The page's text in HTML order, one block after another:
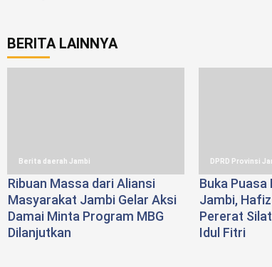
BERITA LAINNYA
Berita daerah Jambi
Ribuan Massa dari Aliansi
Masyarakat Jambi Gelar Aksi
Damai Minta Program MBG
Dilanjutkan
DPRD Provinsi
Buka Puasa
Jambi,
Pererat
Idul Fitri